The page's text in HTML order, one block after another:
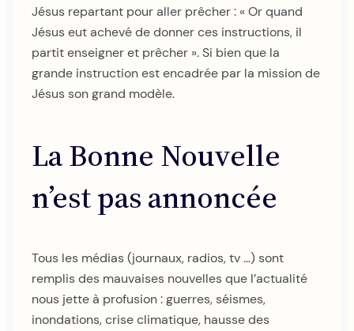
Jésus repartant pour aller prêcher : « Or quand
Jésus eut achevé de donner ces instructions, il
partit enseigner et prêcher ». Si bien que la
grande instruction est encadrée par la mission de
Jésus son grand modèle.
La Bonne Nouvelle
n’est pas annoncée
Tous les médias (journaux, radios, tv …) sont
remplis des mauvaises nouvelles que l’actualité
nous jette à profusion : guerres, séismes,
inondations, crise climatique, hausse des